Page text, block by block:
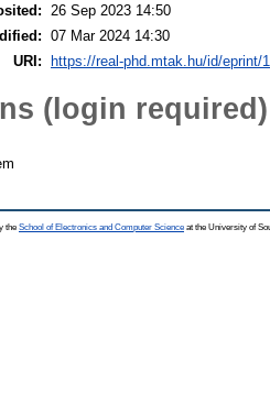
26 Sep 2023 14:50
07 Mar 2024 14:30
URI:
https://real-phd.mtak.hu/id/eprint/
(login required)
the School of Electronics and Computer Science at the University of